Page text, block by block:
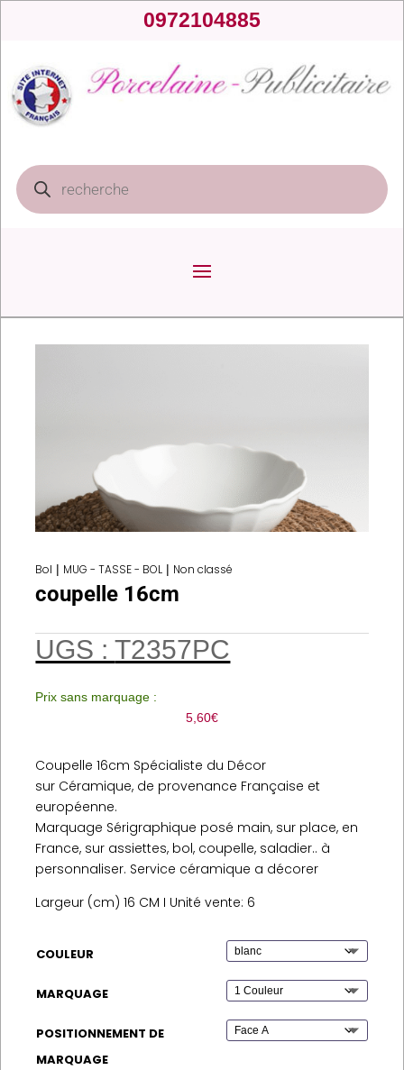
0972104885
Recherche
de
produits
Bol | MUG - TASSE - BOL | Non classé
coupelle 16cm
UGS :T2357PC
Prix sans marquage :
5,60€
Coupelle 16cm Spécialiste du Décor
sur Céramique, de provenance Française et
européenne.
Marquage Sérigraphique posé main, sur place, en
France, sur assiettes, bol, coupelle, saladier.. à
personnaliser. Service céramique a décorer
Largeur (cm) 16 CM I Unité vente: 6
COULEUR
MARQUAGE
POSITIONNEMENT DE
MARQUAGE